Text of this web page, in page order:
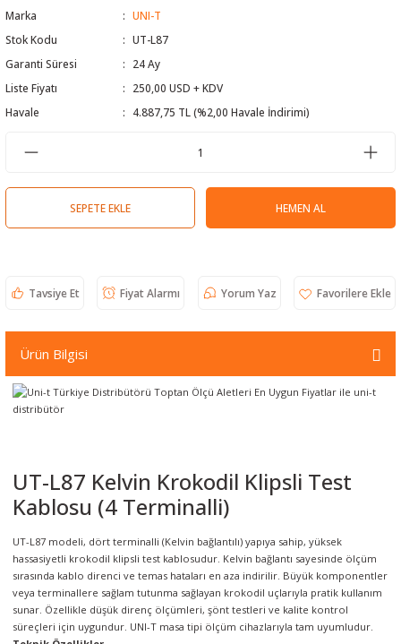
Cihazı
Cihazları
Cihazları
Marka
UNI-T
Stok Kodu
UT-L87
Garanti Süresi
24 Ay
Liste Fiyatı
250,00 USD + KDV
Havale
4.887,75 TL (%2,00 Havale İndirimi)
SEPETE EKLE HEMEN AL
Tavsiye Et Fiyat Alarmı Yorum Yaz
Ürün Bilgisi
UT-L87 Kelvin Krokodil Klipsli Test
Kablosu (4 Terminalli)
UT-L87 modeli, dört terminalli (Kelvin bağlantılı) yapıya sahip, yüksek
hassasiyetli krokodil klipsli test kablosudur. Kelvin bağlantı sayesinde ölçüm
sırasında kablo direnci ve temas hataları en aza indirilir. Büyük komponentler
veya terminallere sağlam tutunma sağlayan krokodil uçlarıyla pratik kullanım
sunar. Özellikle düşük direnç ölçümleri, şönt testleri ve kalite kontrol
süreçleri için uygundur. UNI-T masa tipi ölçüm cihazlarıyla tam uyumludur.